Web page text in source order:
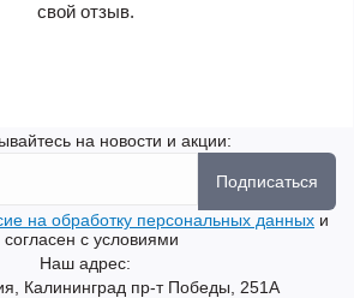
свой отзыв.
на новости и акции:
Подписаться
на обработку персональных данных и
согласен с условиями
Наш адрес:
Калининград пр-т Победы, 251А